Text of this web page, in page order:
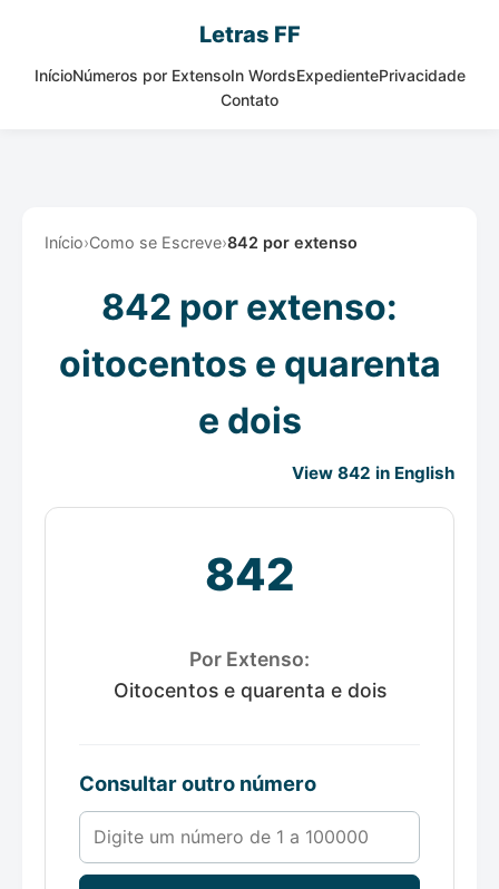
Letras FF
InícioNúmeros por ExtensoIn WordsExpedientePrivacidade
Contato
Início›Como se Escreve›842 por extenso
842 por extenso:
oitocentos e quarenta
e dois
View 842 in English
842
Por Extenso:
Oitocentos e quarenta e dois
Consultar outro número
Número de 1 a 100000